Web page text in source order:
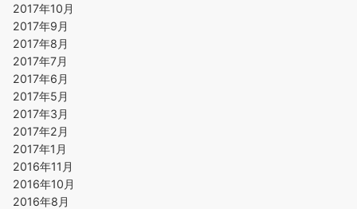
2017年10月
2017年9月
2017年8月
2017年7月
2017年6月
2017年5月
2017年3月
2017年2月
2017年1月
2016年11月
2016年10月
2016年8月